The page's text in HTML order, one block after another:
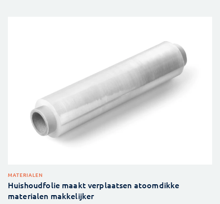
MATERIALEN
Huishoudfolie maakt verplaatsen atoomdikke
materialen makkelijker